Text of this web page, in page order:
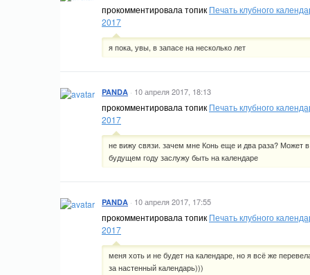
прокомментировала топик Печать клубного
2017
я пока, увы, в запасе на несколько лет
PANDA · 10 апреля 2017, 18:13
прокомментировала топик Печать клубного
2017
не вижу связи. зачем мне Конь еще и два раза? Может в
будущем году заслужу быть на календаре
PANDA · 10 апреля 2017, 17:55
прокомментировала топик Печать клубного
2017
меня хоть и не будет на календаре, но я всё же
за настенный календарь)))